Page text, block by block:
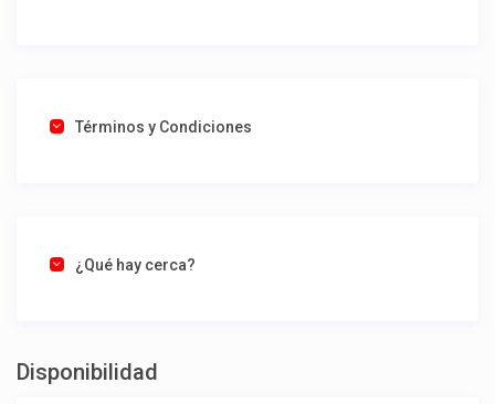
Términos y Condiciones
¿Qué hay cerca?
Disponibilidad